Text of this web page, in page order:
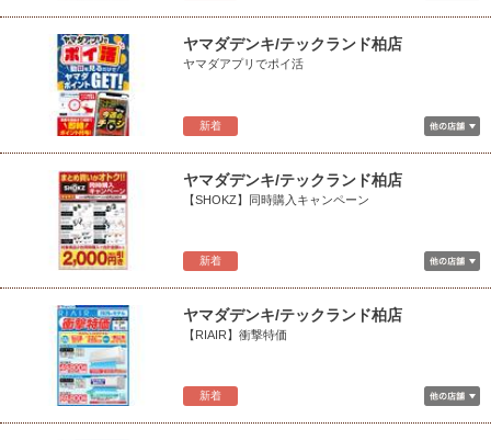
新着
ヤマダデンキ/テックランド柏店
ヤマダアプリでポイ活
新着
ヤマダデンキ/テックランド柏店
【SHOKZ】同時購入キャンペーン
新着
ヤマダデンキ/テックランド柏店
【RIAIR】衝撃特価